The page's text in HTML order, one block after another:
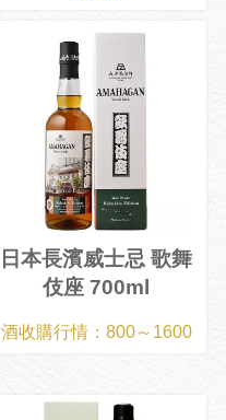
日本長濱威士忌 歌舞
伎座 700ml
酒收購行情：800～1600